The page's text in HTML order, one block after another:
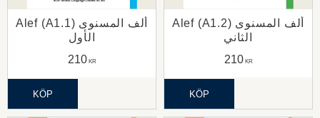
Alef (A1.1) ألف المسنوى
الأول
210KR
KÖP
Alef (A1.2) ألف المسنوى
الثاني
210KR
KÖP